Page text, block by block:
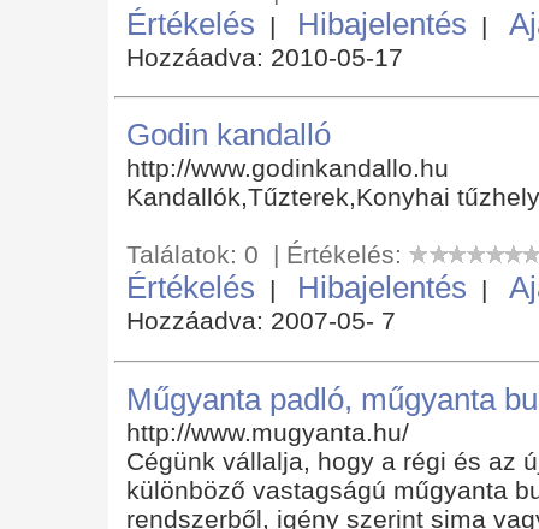
Értékelés | Hibajelentés |
Hozzáadva: 2010-05-17
Godin kandalló
http://www.godinkandallo.hu
Kandallók,Tűzterek,Konyhai
Találatok: 0 | Értékelés:
Értékelés | Hibajelentés |
Hozzáadva: 2007-05- 7
Műgyanta padló, műgyanta
http://www.mugyanta.hu/
Cégünk vállalja, hogy a régi és az
különböző vastagságú műgyanta
rendszerből, igény szerint sima